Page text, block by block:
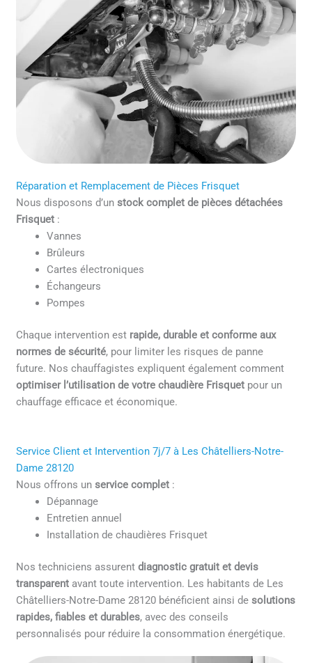
Réparation et Remplacement de Pièces Frisquet
Nous disposons d’unstock complet de pièces détachées
Frisquet :
Vannes
Brûleurs
Cartes électroniques
Échangeurs
Pompes
Chaque intervention est rapide, durable et conforme aux
normes de sécurité, pour limiter les risques de panne
future. Nos chauffagistes expliquent également comment
optimiser l’utilisation de votre chaudière Frisquet pour un
chauffage efficace et économique.
Service Client et Intervention 7j/7 à Les Châtelliers-Notre-
Dame 28120
Nous offrons unservice complet :
Dépannage
Entretien annuel
Installation de chaudières Frisquet
Nos techniciens assurentdiagnostic gratuit et devis
transparent avant toute intervention. Les habitants de Les
Châtelliers-Notre-Dame 28120 bénéficient ainsi desolutions
rapides, fiables et durables, avec des conseils
personnalisés pour réduire la consommation énergétique.